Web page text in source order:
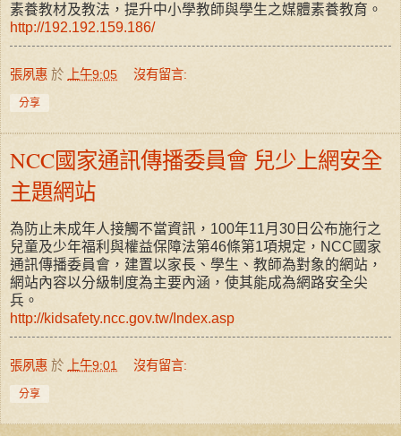
素養教材及教法，提升中小學教師與學生之媒體素養教育。
http://192.192.159.186/
張夙惠 於 上午9:05 沒有留言:
分享
NCC國家通訊傳播委員會 兒少上網安全
主題網站
為防止未成年人接觸不當資訊， 100年11月30日公布施行之
兒童及少年福利與權益保障法第46條第1項規定，NCC國家
通訊傳播委員會，建置以家長、學生、教師為對象的網站，
網站內容以分級制度為主要內涵，使其能成為網路安全尖
兵。
http://kidsafety.ncc.gov.tw/Index.asp
張夙惠 於 上午9:01 沒有留言:
分享